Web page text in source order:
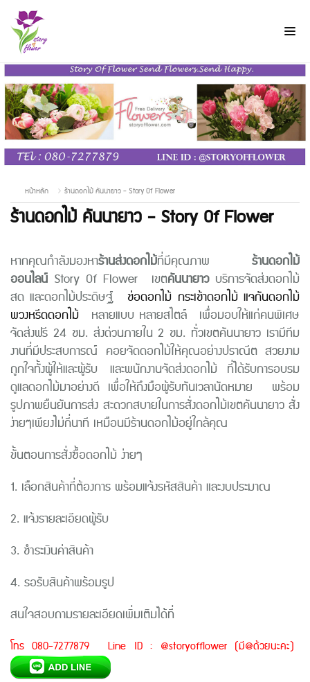
หน้าหลัก ร้านดอกไม้ คันนายาว - Story Of Flower
ร้านดอกไม้ คันนายาว - Story Of Flower
หากคุณกำลังมองหาร้านส่งดอกไม้ที่มีคุณภาพ ร้านดอกไม้
ออนไลน์ Story Of Flower เขตคันนายาวบริการจัดส่งดอกไม้
สด และดอกไม้ประดิษฐ์ ช่อดอกไม้ กระเช้าดอกไม้ แจกันดอกไม้
พวงหรีดดอกไม้ หลายแบบ หลายสไตล์ เพื่อมอบให้แก่คนพิเศษ
จัดส่งฟรี 24 ชม. ส่งด่วนภายใน 2 ชม. ทั่วเขตคันนายาว เรามีทีม
งานที่มีประสบการณ์ คอยจัดดอกไม้ให้คุณอย่างปราณีต สวยงาม
ถูกใจทั้งผู้ให้และผู้รับ และพนักงานจัดส่งดอกไม้ ที่ได้รับการอบรม
ดูแลดอกไม้มาอย่างดี เพื่อให้ถึงมือผู้รับทันเวลานัดหมาย พร้อม
รูปภาพยืนยันการส่ง สะดวกสบายในการสั่งดอกไม้เขตคันนายาว สั่ง
ง่ายๆเพียงไม่กี่นาที เหมือนมีร้านดอกไม้อยู่ใกล้คุณ
ขั้นตอนการสั่งซื้อดอกไม้ ง่ายๆ
1. เลือกสินค้าที่ต้องการ พร้อมแจ้งรหัสสินค้า และงบประมาณ
2. แจ้งรายละเอียดผู้รับ
3. ชำระเงินค่าสินค้า
4. รอรับสินค้าพร้อมรูป
สนใจสอบถามรายละเอียดเพิ่มเติมได้ที่
โทร 080-7277879 Line ID : @storyofflower (มี@ด้วยนะคะ)